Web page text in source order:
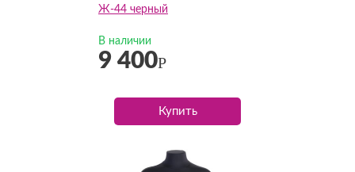
Ж-44 черный
В наличии
9 400Р
Купить